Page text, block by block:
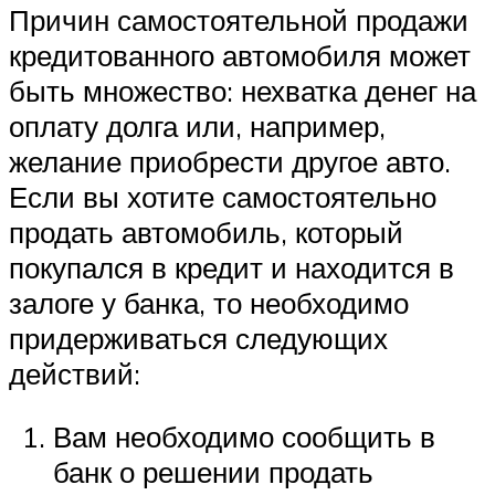
Причин самостоятельной продажи
кредитованного автомобиля может
быть множество: нехватка денег на
оплату долга или, например,
желание приобрести другое авто.
Если вы хотите самостоятельно
продать автомобиль, который
покупался в кредит и находится в
залоге у банка, то необходимо
придерживаться следующих
действий:
Вам необходимо сообщить в
банк о решении продать